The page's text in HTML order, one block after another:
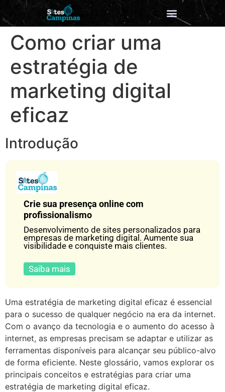
Como criar uma
estratégia de
marketing digital
eficaz
Introdução
Crie sua presença online com
profissionalismo
Desenvolvimento de sites personalizados para
empresas de marketing digital. Aumente sua
visibilidade e conquiste mais clientes.
Saiba mais
Uma estratégia de marketing digital eficaz é essencial
para o sucesso de qualquer negócio na era da internet.
Com o avanço da tecnologia e o aumento do acesso à
internet, as empresas precisam se adaptar e utilizar as
ferramentas disponíveis para alcançar seu público-alvo
de forma eficiente. Neste glossário, vamos explorar os
principais conceitos e estratégias para criar uma
estratégia de marketing digital eficaz.